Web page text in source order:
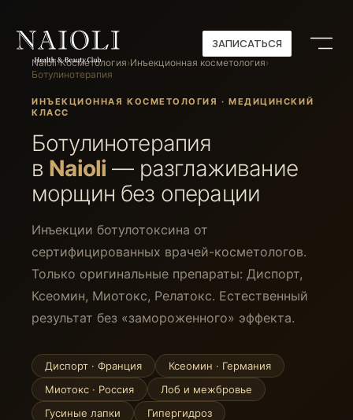
ЗАПИСАТЬСЯ
ЗАПИСАТЬСЯ
Naioli›Косметология›Инъекционная косметология›
Ботулинотерапия
ИНЪЕКЦИОННАЯ КОСМЕТОЛОГИЯ · МЕДИЦИНСКИЙ
КЛАСС
Ботулинотерапия
в Naioli — разглаживание
морщин без операции
Инъекции ботулотоксина от
сертифицированных врачей-косметологов.
Только оригинальные препараты: Диспорт,
Ксеомин, Миотокс, Релатокс. Естественный
результат без «замороженного» эффекта.
Диспорт · Франция
Ксеомин · Германия
Миотокс · Россия
Лоб и межбровье
Гусиные лапки
Гипергидроз